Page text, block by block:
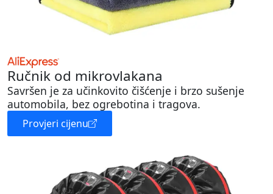
Ručnik od mikrovlakana
Savršen je za učinkovito čišćenje i brzo sušenje
automobila, bez ogrebotina i tragova.
Provjeri cijenu